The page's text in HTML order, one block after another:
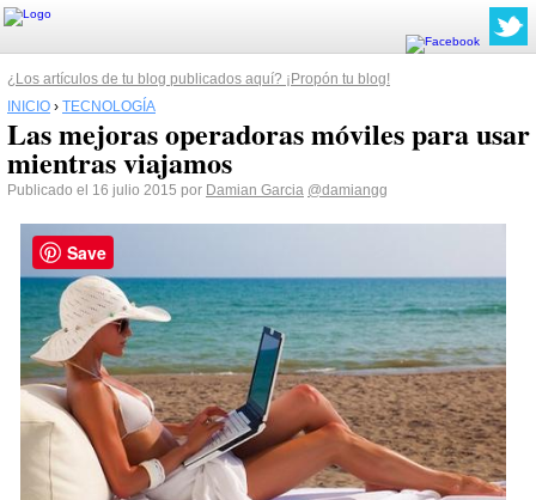
¿Los artículos de tu blog publicados aquí? ¡Propón tu blog!
INICIO › TECNOLOGÍA
Las mejoras operadoras móviles para usar
mientras viajamos
Publicado el 16 julio 2015 por Damian Garcia @damiangg
Save